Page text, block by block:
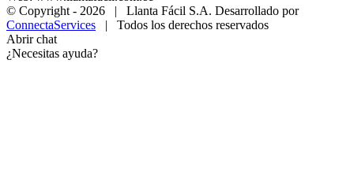
© Copyright - 2026 | Llanta Fácil S.A. Desarrollado por
ConnectaServices | Todos los derechos reservados
Abrir chat
¿Necesitas ayuda?